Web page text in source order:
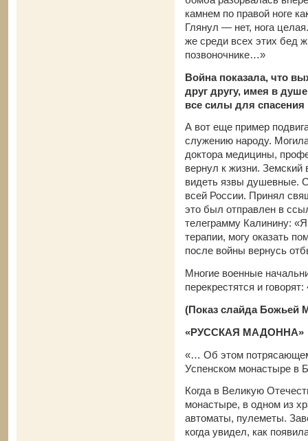
камнем по правой ноге
Глянул — нет, нога
же среди всех этих бед
позвоночнике…»
Война показала, что
друг другу, имея в
все силы для спасения
А вот еще пример
служению народу.
доктора медицины,
вернул к жизни. Земский
видеть язвы душевные.
всей России. Принял
это был отправлен в
телеграмму Калинину:
терапии, могу оказать
после войны вернусь
Многие военные
перекрестятся и
(Показ слайда Божьей
«РУССКАЯ МАДОННА»
«… Об этом
Успенском монастыре в
Когда в Великую
монастыре, в одном из
автоматы, пулеметы.
когда увидел, как